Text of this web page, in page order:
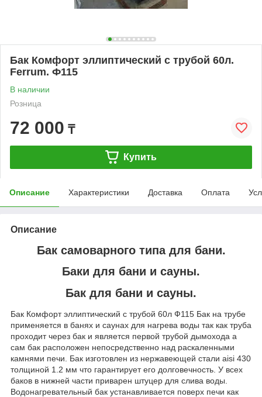
Бак Комфорт эллиптический с трубой 60л.
Ferrum. Ф115
В наличии
Розница
72 000 ₸
Купить
Описание Характеристики Доставка Оплата
Описание
Бак самоварного типа для бани.
Баки для бани и сауны.
Бак для бани и сауны.
Бак Комфорт эллиптический с трубой 60л Ф115 Бак на трубе
применяется в банях и саунах для нагрева воды так как труба
проходит через бак и является первой трубой дымохода а
сам бак расположен непосредственно над раскаленными
камнями печи. Бак изготовлен из нержавеющей стали aisi 430
толщиной 1.2 мм что гарантирует его долговечность. У всех
баков в нижней части приварен штуцер для слива воды.
Водонагревательный бак устанавливается поверх печи как